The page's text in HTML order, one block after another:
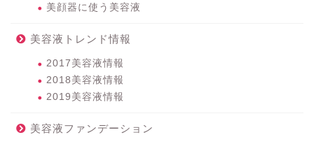
美顔器に使う美容液
美容液トレンド情報
2017美容液情報
2018美容液情報
2019美容液情報
美容液ファンデーション